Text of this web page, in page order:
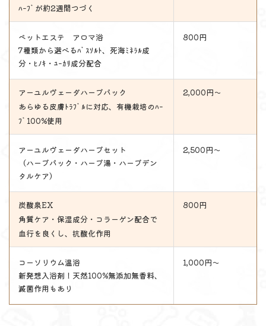
ﾊｰﾌﾞが約2週間つづく
ペットエステ アロマ浴
7種類から選べるﾊﾞｽｿﾙﾄ、死海ﾐﾈﾗﾙ成
分・ﾋﾉｷ・ﾕｰｶﾘ成分配合
800円
アーユルヴェーダハーブパック
あらゆる皮膚ﾄﾗﾌﾞﾙに対応、有機栽培のﾊｰ
ﾌﾞ100%使用
2,000円～
アーユルヴェーダハーブセット
（ハーブパック・ハーブ湯・ハーブデン
タルケア）
2,500円～
炭酸泉EX
角質ケア・保湿成分・コラーゲン配合で
血行を良くし、抗酸化作用
800円
コーソリウム温浴
新発想入浴剤！天然100%無添加無香料、
滅菌作用もあり
1,000円～